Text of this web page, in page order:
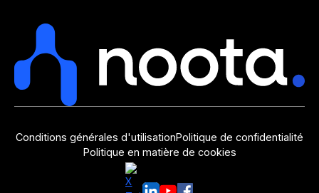
Conditions générales d'utilisationPolitique de confidentialité
Politique en matière de cookies